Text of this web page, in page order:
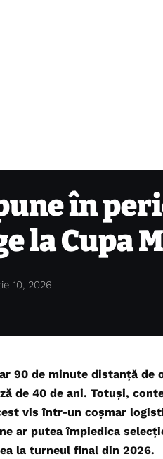
în
la Cupa
10, 2026
90 de minute distanță de
de 40 de ani. Totuși,
vis într-un coșmar
ar putea împiedica
la turneul final din 2026.